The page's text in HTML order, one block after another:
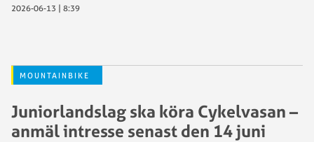
2026-06-13 | 8:39
MOUNTAINBIKE
Juniorlandslag ska köra Cykelvasan –
anmäl intresse senast den 14 juni